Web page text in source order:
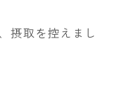
摂取を控えまし